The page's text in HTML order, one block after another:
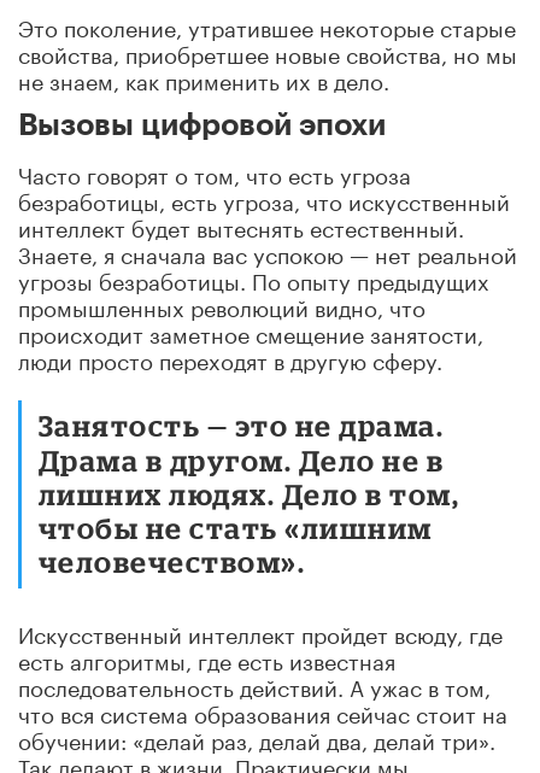
Это поколение, утратившее некоторые старые
свойства, приобретшее новые свойства, но мы
не знаем, как применить их в дело.
Вызовы цифровой эпохи
Часто говорят о том, что есть угроза
безработицы, есть угроза, что искусственный
интеллект будет вытеснять естественный.
Знаете, я сначала вас успокою — нет реальной
угрозы безработицы. По опыту предыдущих
промышленных революций видно, что
происходит заметное смещение занятости,
люди просто переходят в другую сферу.
Занятость — это не драма.
Драма в другом. Дело не в
лишних людях. Дело в том,
чтобы не стать «лишним
человечеством».
Искусственный интеллект пройдет всюду, где
есть алгоритмы, где есть известная
последовательность действий. А ужас в том,
что вся система образования сейчас стоит на
обучении: «делай раз, делай два, делай три».
Так делают в жизни. Практически мы